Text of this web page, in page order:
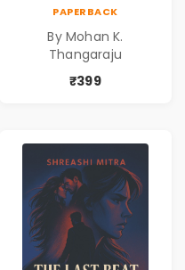
never expected his
love to fight back.
PAPERBACK
By Mohan K.
Thangaraju
₹399